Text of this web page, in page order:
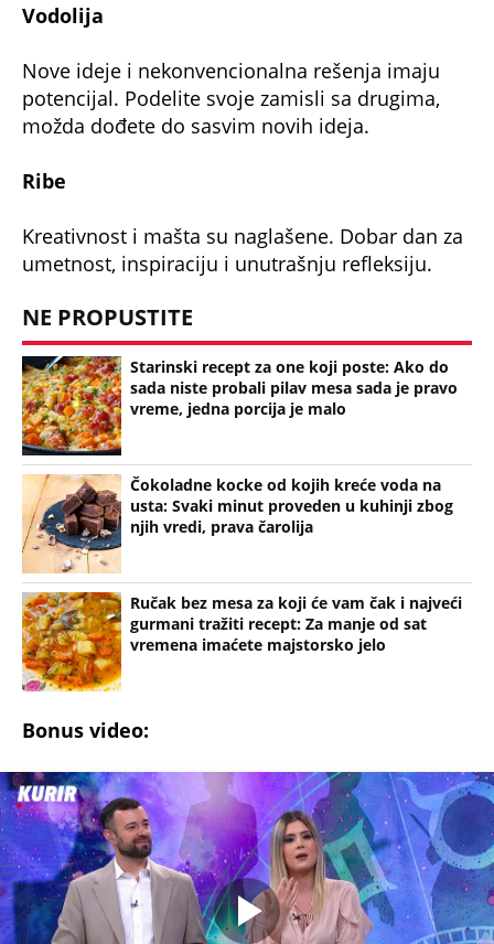
Vodolija
Nove ideje i nekonvencionalna rešenja imaju
potencijal. Podelite svoje zamisli sa drugima,
možda dođete do sasvim novih ideja.
Ribe
Kreativnost i mašta su naglašene. Dobar dan za
umetnost, inspiraciju i unutrašnju refleksiju.
NE PROPUSTITE
Starinski recept za one koji poste: Ako do
sada niste probali pilav mesa sada je pravo
vreme, jedna porcija je malo
Čokoladne kocke od kojih kreće voda na
usta: Svaki minut proveden u kuhinji zbog
njih vredi, prava čarolija
Ručak bez mesa za koji će vam čak i najveći
gurmani tražiti recept: Za manje od sat
vremena imaćete majstorsko jelo
Bonus video: